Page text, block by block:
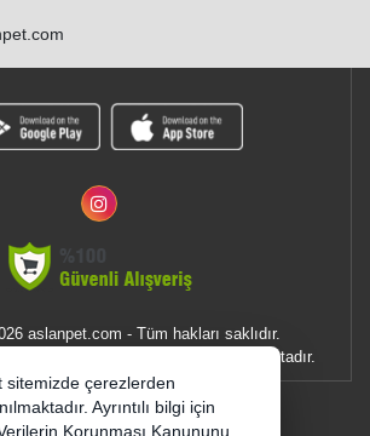
aslanpet.com - Tüm hakları saklıdır.
256bit SSL sertifikası ile korunmaktadır.
E-BÜLTEN
sitemizde çerezlerden
Ayrıntılı bilgi için
Korunması Kanununu,